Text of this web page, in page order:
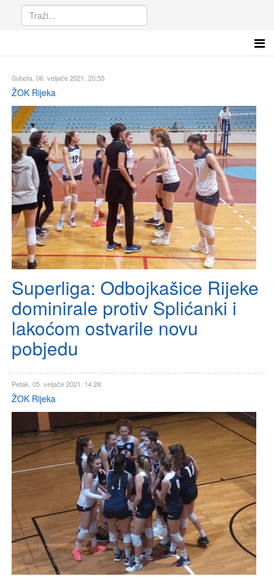
Subota, 06. veljače 2021. 20:55
ŽOK Rijeka
Superliga: Odbojkašice Rijeke
dominirale protiv Splićanki i
lakoćom ostvarile novu
pobjedu
Petak, 05. veljače 2021. 14:28
ŽOK Rijeka